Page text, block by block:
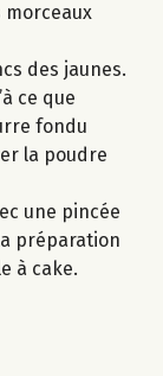
morceaux
des jaunes.
ce que
fondu
la poudre
une pincée
préparation
à cake.